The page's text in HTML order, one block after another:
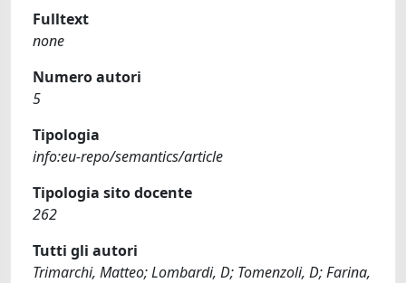
Fulltext
none
Numero autori
5
Tipologia
info:eu-repo/semantics/article
Tipologia sito docente
262
Tutti gli autori
Trimarchi, Matteo; Lombardi, D; Tomenzoli, D; Farina,